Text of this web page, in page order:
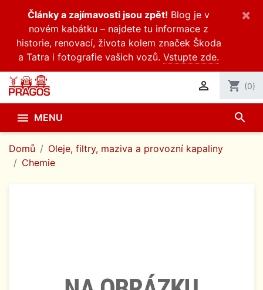
Články a zajímavosti jsou zpět! Blog je v
novém kabátku – najdete tu informace z
historie, renovací, života kolem značek Škoda
a Tatra i fotografie vašich vozů. Vstupte zde.
×
 shopping_cart (0)
 MENU search
Domů
Oleje, filtry, maziva a provozní kapaliny
Chemie